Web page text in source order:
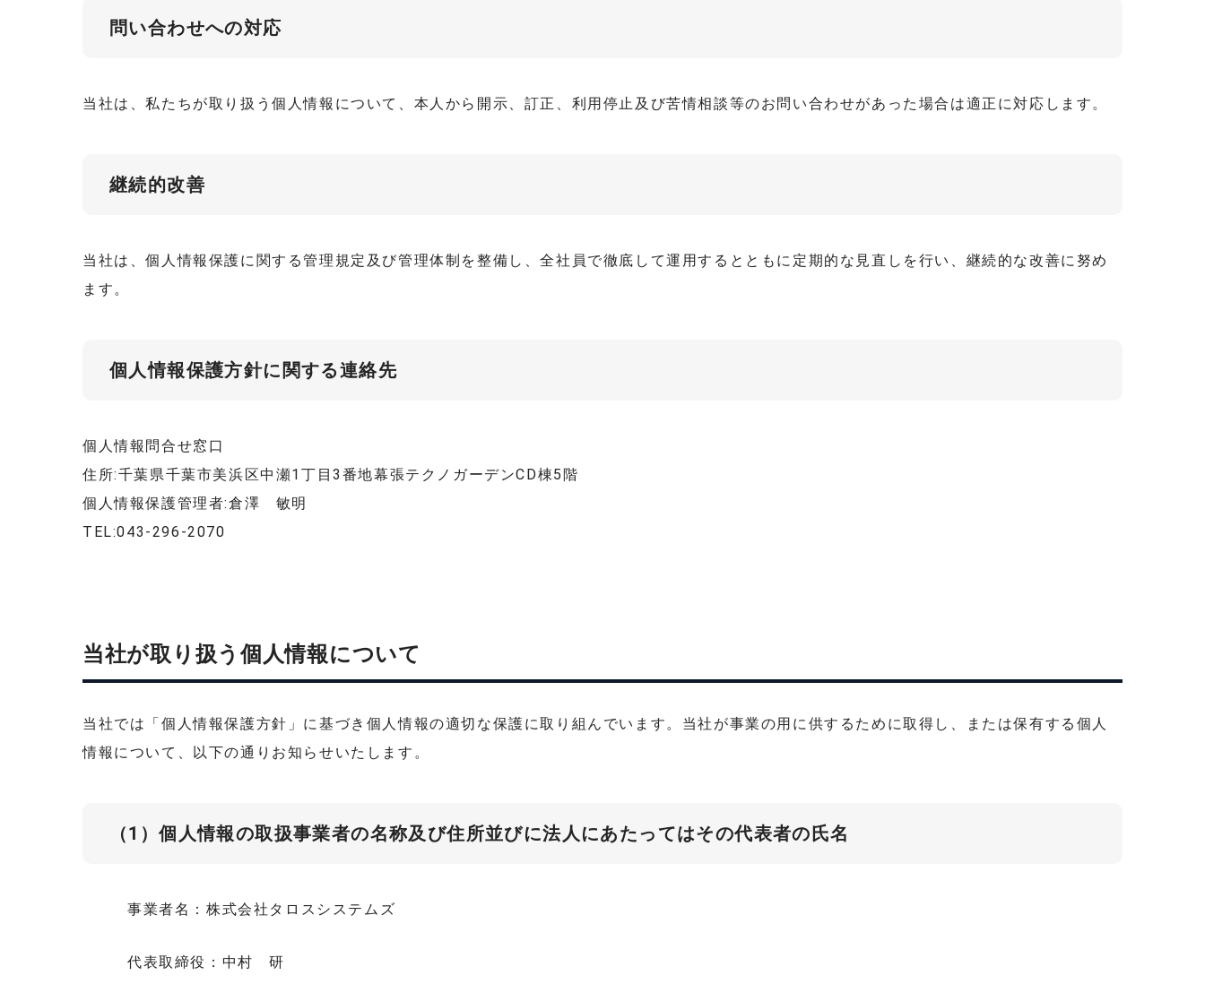
問い合わせへの対応
当社は、私たちが取り扱う個人情報について、本人から開示、訂正、利用停止及び苦情相談等のお問い合わせがあった場合は適正に対応します。
継続的改善
当社は、個人情報保護に関する管理規定及び管理体制を整備し、全社員で徹底して運用するとともに定期的な見直しを行い、継続的な改善に努め
ます。
個人情報保護方針に関する連絡先
個人情報問合せ窓口
住所:千葉県千葉市美浜区中瀬1丁目3番地幕張テクノガーデンCD棟5階
個人情報保護管理者:倉澤 敏明
TEL:043-296-2070
当社が取り扱う個人情報について
当社では「個人情報保護方針」に基づき個人情報の適切な保護に取り組んでいます。当社が事業の用に供するために取得し、または保有する個人
情報について、以下の通りお知らせいたします。
（1）個人情報の取扱事業者の名称及び住所並びに法人にあたってはその代表者の氏名
事業者名：株式会社タロスシステムズ
代表取締役：中村 研